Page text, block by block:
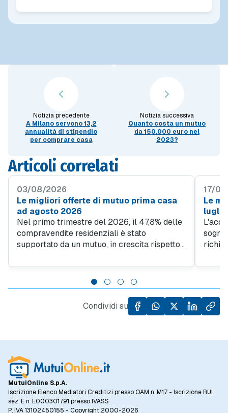
Notizia precedente
A Milano servono 13,2
annualità di stipendio
per comprare casa
Notizia successiva
Quanto costa un mutuo
da 150.000 euro nel
2023?
Articoli correlati
03/08/2026
Le migliori offerte di mutuo prima casa
ad agosto 2026
Nel primo trimestre del 2026, il 47,8% delle
compravendite residenziali è stato
supportato da un mutuo, in crescita rispetto
trend evidenzia quanto sia importante
l'accesso al credito per facilitare l'acquisto
di case, specialmente in un contesto in cui il
prezzo al metro quadro degli immobili ha
registrato un incremento del 5,5% rispetto
17/
Le
Condividi su
MutuiOnline S.p.A.
Iscrizione Elenco Mediatori Creditizi presso OAM n. M17 - Iscrizione RUI
sez. E n. E000301791 presso IVASS
P. IVA 13102450155 - Copyright 2000-2026